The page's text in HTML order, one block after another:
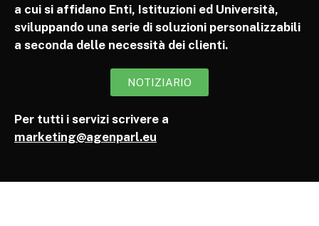
a cui si affidano Enti, Istituzioni ed Università,
sviluppando una serie di soluzioni personalizzabili
a seconda delle necessità dei clienti.
NOTIZIARIO
Per tutti i servizi scrivere a
marketing@agenparl.eu